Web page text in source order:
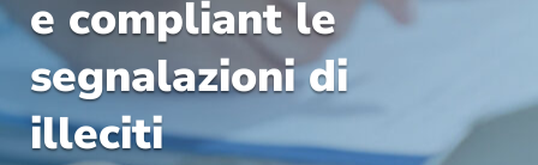
e compliant le
segnalazioni di
illeciti